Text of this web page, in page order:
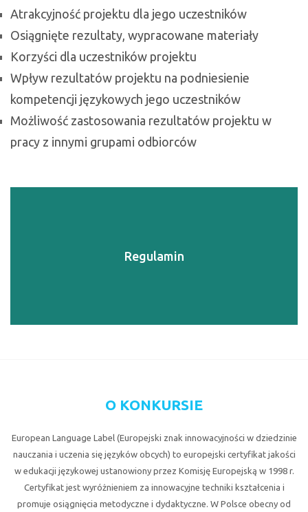
Atrakcyjność projektu dla jego uczestników
Osiągnięte rezultaty, wypracowane materiały
Korzyści dla uczestników projektu
Wpływ rezultatów projektu na podniesienie
kompetencji językowych jego uczestników
Możliwość zastosowania rezultatów projektu w
pracy z innymi grupami odbiorców
Regulamin
O KONKURSIE
European Language Label (Europejski znak innowacyjności w dziedzinie
nauczania i uczenia się języków obcych) to europejski certyfikat jakości
w edukacji językowej ustanowiony przez Komisję Europejską w 1998 r.
Certyfikat jest wyróżnieniem za innowacyjne techniki kształcenia i
promuje osiągnięcia metodyczne i dydaktyczne. W Polsce obecny od